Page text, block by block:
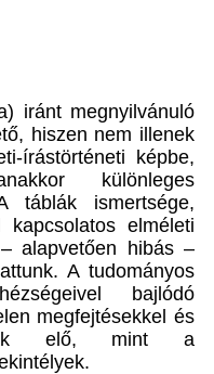
iránt megnyilvánuló
hiszen nem illenek
írástörténeti képbe,
különleges
táblák ismertsége,
elméleti
alapvetően hibás –
A tudományos
bajlódó
megfejtésekkel és
elő, mint a